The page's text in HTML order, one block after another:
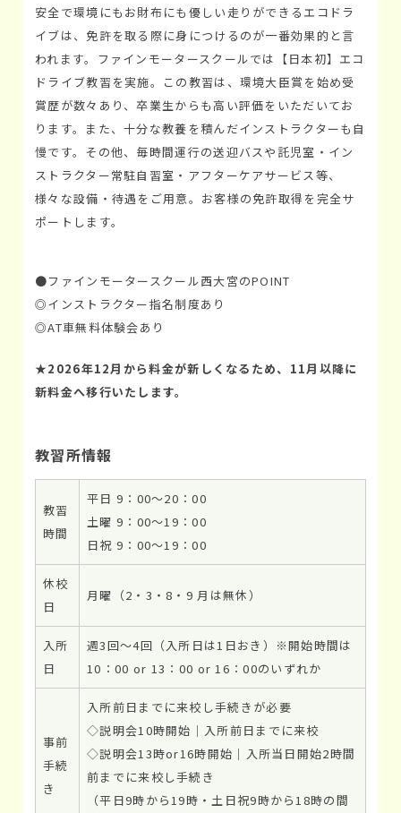
安全で環境にもお財布にも優しい走りができるエコドラ
イブは、免許を取る際に身につけるのが一番効果的と言
われます。ファインモータースクールでは【日本初】エコ
ドライブ教習を実施。この教習は、環境大臣賞を始め受
賞歴が数々あり、卒業生からも高い評価をいただいてお
ります。また、十分な教養を積んだインストラクターも自
慢です。その他、毎時間運行の送迎バスや託児室・イン
ストラクター常駐自習室・アフターケアサービス等、
様々な設備・待遇をご用意。お客様の免許取得を完全サ
ポートします。
●ファインモータースクール西大宮のPOINT
◎インストラクター指名制度あり
◎AT車無料体験会あり
★2026年12月から料金が新しくなるため、11月以降に
新料金へ移行いたします。
教習所情報
教習
時間
平日 9：00～20：00
土曜 9：00～19：00
日祝 9：00～19：00
休校
日
月曜（2・3・8・9 月は無休）
入所
日
週3回～4回（入所日は1日おき）※開始時間は
10：00 or 13：00 or 16：00のいずれか
事前
手続
き
入所前日までに来校し手続きが必要
◇説明会10時開始｜入所前日までに来校
◇説明会13時or16時開始｜入所当日開始2時間
前までに来校し手続き
（平日9時から19時・土日祝9時から18時の間